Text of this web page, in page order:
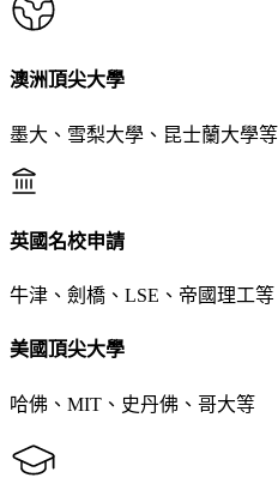
澳洲頂尖大學
墨大、雪梨大學、昆士蘭大學等
英國名校申請
牛津、劍橋、LSE、帝國理工等
美國頂尖大學
哈佛、MIT、史丹佛、哥大等